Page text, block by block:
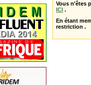
Vous n'êtes
ICI .
En étant
restriction .